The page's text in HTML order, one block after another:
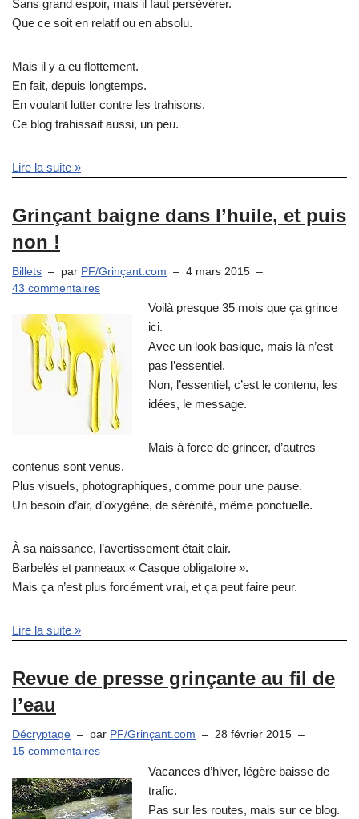
Sans grand espoir, mais il faut persévérer.
Que ce soit en relatif ou en absolu.
Mais il y a eu flottement.
En fait, depuis longtemps.
En voulant lutter contre les trahisons.
Ce blog trahissait aussi, un peu.
Lire la suite »
Grinçant baigne dans l’huile, et puis
non !
Billets par PF/Grinçant.com
4 mars 2015
43 commentaires
Voilà presque 35 mois que ça grince
ici.
Avec un look basique, mais là n’est
pas l’essentiel.
Non, l’essentiel, c’est le contenu, les
idées, le message.
Mais à force de grincer, d’autres
contenus sont venus.
Plus visuels, photographiques, comme pour une pause.
Un besoin d’air, d’oxygène, de sérénité, même ponctuelle.
À sa naissance, l’avertissement était clair.
Barbelés et panneaux « Casque obligatoire ».
Mais ça n’est plus forcément vrai, et ça peut faire peur.
Lire la suite »
Revue de presse grinçante au fil de
l’eau
Décryptage par PF/Grinçant.com
28 février 2015
15 commentaires
Vacances d’hiver, légère baisse de
trafic.
Pas sur les routes, mais sur ce blog.